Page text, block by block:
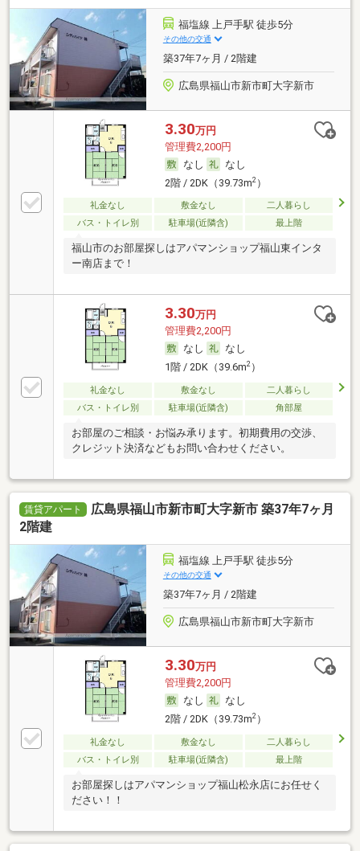
福塩線 上戸手駅 徒歩5分
その他の交通
築37年7ヶ月 / 2階建
広島県福山市新市町大字新市
3.30万円
管理費2,200円
なし
なし
2階 / 2DK（39.73m2）
礼金なし 敷金なし
二人暮らし
バス・トイレ別
駐車場(近隣含) 最上階
福山市のお部屋探しはアパマンショップ福山東インタ
ー南店まで！
3.30万円
管理費2,200円
なし
なし
1階 / 2DK（39.6m2）
礼金なし 敷金なし
二人暮らし
バス・トイレ別
駐車場(近隣含) 角部屋
お部屋のご相談・お悩み承ります。初期費用の交渉、
クレジット決済などもお問い合わせください。
賃貸アパート
広島県福山市新市町大字新市 築37年7ヶ月
2階建
福塩線 上戸手駅 徒歩5分
その他の交通
築37年7ヶ月 / 2階建
広島県福山市新市町大字新市
3.30万円
管理費2,200円
なし
なし
2階 / 2DK（39.73m2）
礼金なし 敷金なし
二人暮らし
バス・トイレ別
駐車場(近隣含) 最上階
お部屋探しはアパマンショップ福山松永店にお任せく
ださい！！